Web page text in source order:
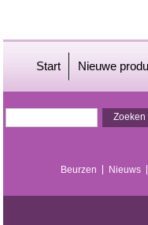
Start Nieuwe
Beurzen Nieuws